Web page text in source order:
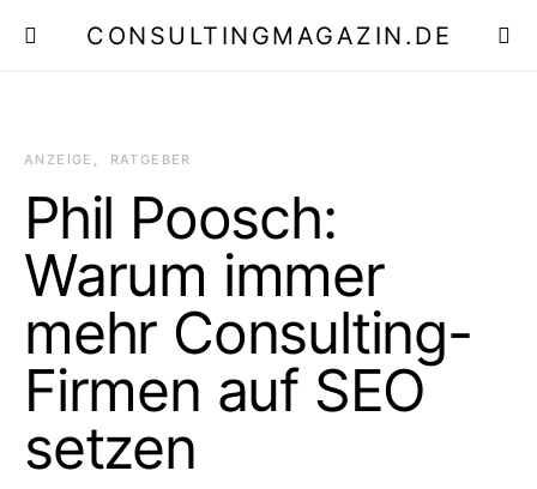
CONSULTINGMAGAZIN.DE
ANZEIGE RATGEBER
Phil Poosch:
Warum immer
mehr Consulting-
Firmen auf SEO
setzen